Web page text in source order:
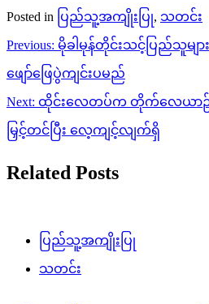
Posted in ပြည်သူ့အကျိုးပြု, သတင်း
Post
navigation
Previous: မိုခါမုန်တိုင်းသင့်ပြည်သူမျ
ဖျော်ဖြေပွဲကျင်းပမည်
Next: ထိုင်းလေတပ်က တိုက်လေယာဉ်
မြှင့်တင်ပြီး လေ့ကျင့်လျက်ရှိ
Related Posts
ပြည်သူ့အကျိုးပြု
သတင်း